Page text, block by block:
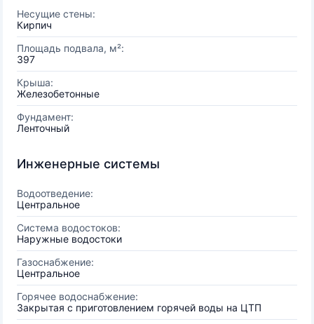
Несущие стены:
Кирпич
Площадь подвала, м²:
397
Крыша:
Железобетонные
Фундамент:
Ленточный
Инженерные системы
Водоотведение:
Центральное
Система водостоков:
Наружные водостоки
Газоснабжение:
Центральное
Горячее водоснабжение:
Закрытая с приготовлением горячей воды на ЦТП